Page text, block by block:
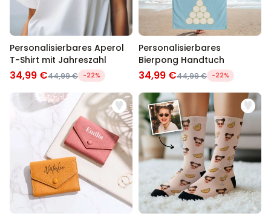
Personalisierbares Aperol
T-Shirt mit Jahreszahl
34,99 €44,99 € -22%
Personalisierbares
Bierpong Handtuch
34,99 €44,99 € -22%